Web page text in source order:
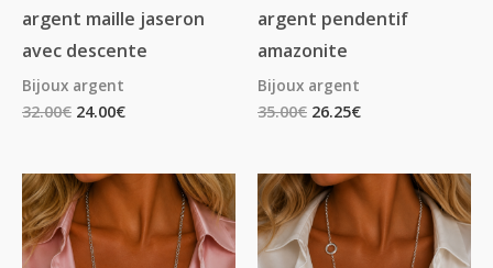
argent maille jaseron
avec descente
Bijoux argent
32.00€ 24.00€
argent pendentif
amazonite
Bijoux argent
35.00€ 26.25€
Plage
de
prix :
75.00€